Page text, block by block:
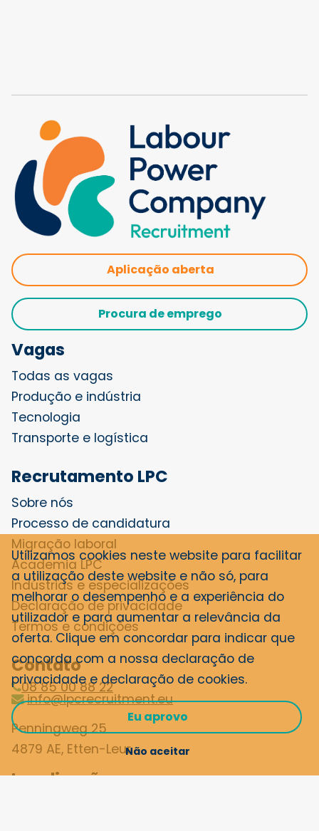
Aplicação aberta
Procura de emprego
Vagas
Todas as vagas
Produção e indústria
Tecnologia
Transporte e logística
Recrutamento LPC
Sobre nós
Processo de candidatura
Migração laboral
Academia LPC
Indústrias e especializações
Declaração de privacidade
Termos e condições
Contato
08 85 00 88 22
info@lpcrecruitment.eu
Penningweg 25
4879 AE, Etten-Leur
Localizações
Utilizamos cookies neste website para facilitar
a utilização deste website e não só, para
melhorar o desempenho e a experiência do
utilizador e para aumentar a relevância da
oferta. Clique em concordar para indicar que
concorda com a nossa declaração de
privacidade e declaração de cookies.
Eu aprovo
Não aceitar